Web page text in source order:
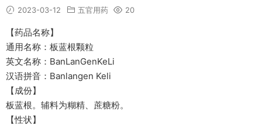
2023-03-12 五官用药 20
【药品名称】
通用名称：板蓝根颗粒
英文名称：BanLanGenKeLi
汉语拼音：Banlangen Keli
【成份】
板蓝根。辅料为糊精、蔗糖粉。
【性状】